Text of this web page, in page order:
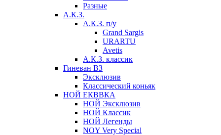
Разные
А.К.З.
А.К.З. п/у
Grand Sargis
URARTU
Avetis
А.К.З. классик
Гиневан ВЗ
Эксклюзив
Классический коньяк
НОЙ ЕКВВКА
НОЙ Эксклюзив
НОЙ Классик
НОЙ Легенды
NOY Very Speсial